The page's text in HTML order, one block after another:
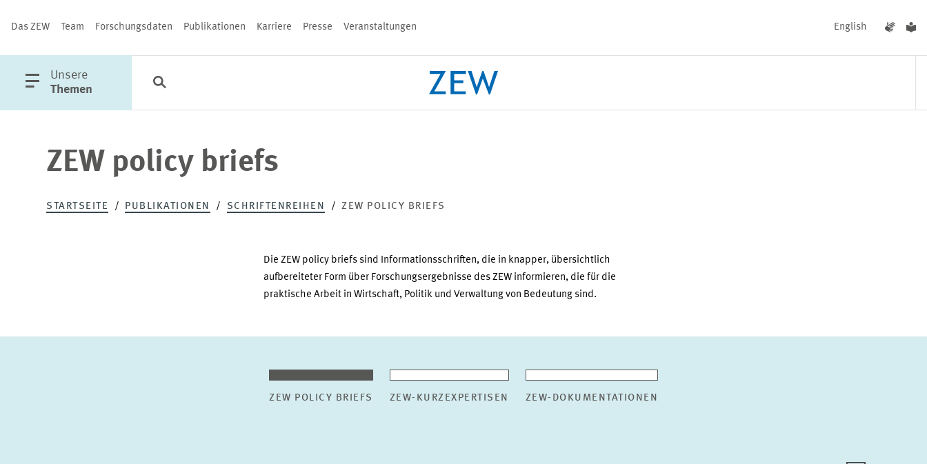
Das ZEW Team Forschungsdaten Publikationen Karriere Presse Veranstaltungen English
öffne
Hauptmenü
Unsere
Themen
Kategorien
PUBLIKATIONEN
Schließen
ZEW policy briefs
STARTSEITE PUBLIKATIONEN SCHRIFTENREIHEN ZEW POLICY BRIEFS
Die ZEW policy briefs sind Informationsschriften, die in knapper, übersichtlich
aufbereiteter Form über Forschungsergebnisse des ZEW informieren, die für die
praktische Arbeit in Wirtschaft, Politik und Verwaltung von Bedeutung sind.
ZEW POLICY BRIEFS ZEW-KURZEXPERTISEN ZEW-DOKUMENTATIONEN